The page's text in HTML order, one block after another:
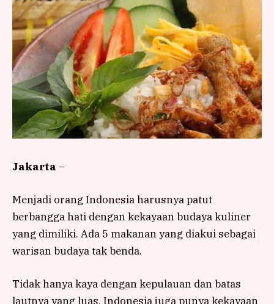
Jakarta –
Menjadi orang Indonesia harusnya patut
berbangga hati dengan kekayaan budaya kuliner
yang dimiliki. Ada 5 makanan yang diakui sebagai
warisan budaya tak benda.
Tidak hanya kaya dengan kepulauan dan batas
lautnya yang luas, Indonesia juga punya kekayaan